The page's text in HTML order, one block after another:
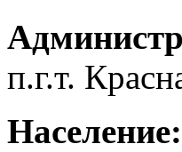
п.г.т.
Население: